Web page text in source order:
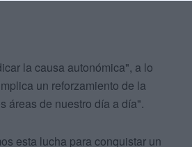
la causa autonómica", a lo
un reforzamiento de la
áreas de nuestro día a día".
esta lucha para conquistar un